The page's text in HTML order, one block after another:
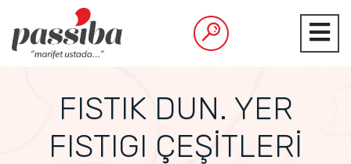
FISTIK DUN. YER
FISTIGI ÇEŞİTLERİ